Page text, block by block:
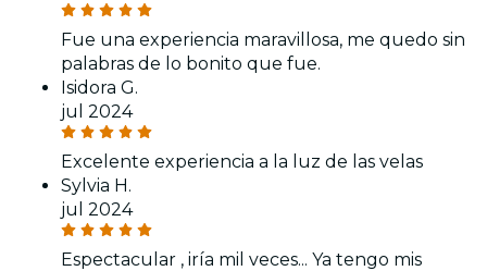
Fue una experiencia maravillosa, me quedo sin
palabras de lo bonito que fue.
Isidora G.
jul 2024
Excelente experiencia a la luz de las velas
Sylvia H.
jul 2024
Espectacular , iría mil veces... Ya tengo mis